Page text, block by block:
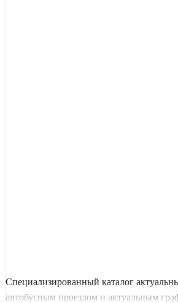
Специализированный каталог
автобусным проездом и актуальным